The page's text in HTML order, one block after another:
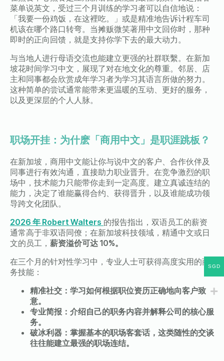
菜单说英文，受过三个月训练的学习者可以自信地说：
「我要一份鸡饭，在这裡吃。」或是精准地告诉计程车司
机该在哪个路口转弯。当摊贩微笑著用中文回你时，那种
即时的正向回馈，就是支持你学下去的最大动力。
与当地人进行母语交流也能建立更强的社群联繫。在新加
坡花时间学习中文，展现了对在地文化的尊重。邻居、店
主和同事都会欣赏成年学习者为学习其语言所做的努力。
这种简单的尝试通常能带来更温暖的互动、更好的服务，
以及更深层的个人人脉。
职场开挂：为什麽「商用中文」是职涯跳板？
在新加坡，商用中文能让你与说中文的客户、合作伙伴及
同事进行有效沟通，直接助力职业晋升。在竞争激烈的职
场中，技术能力只能带你走到一定高度。建立真诚连结的
能力，决定了谁能赢得合约、获得晋升，以及谁能成功领
导跨文化团队。
2026 年 Robert Walters 的报告指出，双语员工的薪资
通常高于非双语同僚；在新加坡科技领域，精通中文或日
文的员工， 薪资溢价可达 10%。
在三个月的针对性学习中，专业人士可获得高度实用的商
务技能：
精准社交：学习如何根据职位资历正确地向客户致
意。
专业简报：介绍自己的职务内容并解释公司的核心服
务。
破冰利器：掌握基本的职场客套话，这类随性的交谈
往往能建立最强的职场连结。
SGD